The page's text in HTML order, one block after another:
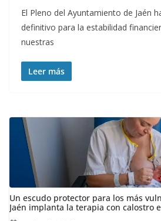
El Pleno del Ayuntamiento de Jaén
definitivo para la estabilidad
nuestras
Leer más
Un escudo protector para los más
Jaén implanta la terapia con calostro